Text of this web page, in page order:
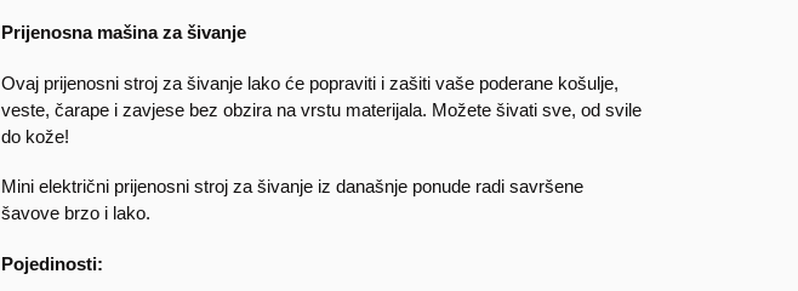
proizvoda
košaricu
Prijenosna mašina za šivanje
Ovaj prijenosni stroj za šivanje lako će popraviti i zašiti vaše poderane košulje,
veste, čarape i zavjese bez obzira na vrstu materijala. Možete šivati sve, od svile
do kože!
Mini električni prijenosni stroj za šivanje iz današnje ponude radi savršene
šavove brzo i lako.
Pojedinosti: